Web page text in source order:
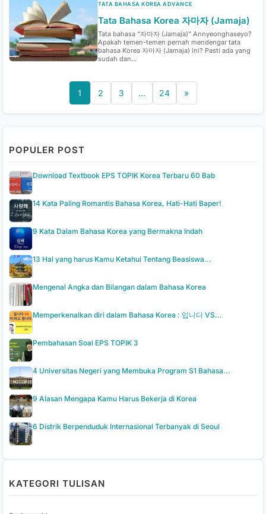
TATA BAHASA KOREA ADVANCE
Tata Bahasa Korea 자마자 (Jamaja)
Tata bahasa “자마자 (Jamaja)” Annyeonghaseyo?
Apakah temen-temen pernah mendengar tata
bahasa Korea 자마자 (Jamaja) ini? Pasti ada yang
sudah dan...
1 2 3 … 24 »
POPULER POST
Download Textbook EPS TOPIK Korea Terbaru 60 Bab
14 Kata Paling Romantis Bahasa Korea, Hati-Hati Baper!
9 Kata Dalam Bahasa Korea yang Bermakna Indah
13 Hal yang harus Kamu Ketahui Tentang Beasiswa...
Mengenal Angka dan Bilangan dalam Bahasa Korea
Memperkenalkan diri dalam Bahasa Korea : 입니다 VS...
Pembahasan Soal EPS TOPIK 3
4 Universitas Negeri yang Membuka Program S1 Bahasa...
9 Alasan Mengapa Kamu Harus Bekerja di Korea
6 Distrik Berpenduduk Internasional Terbanyak di Seoul
KATEGORI TULISAN